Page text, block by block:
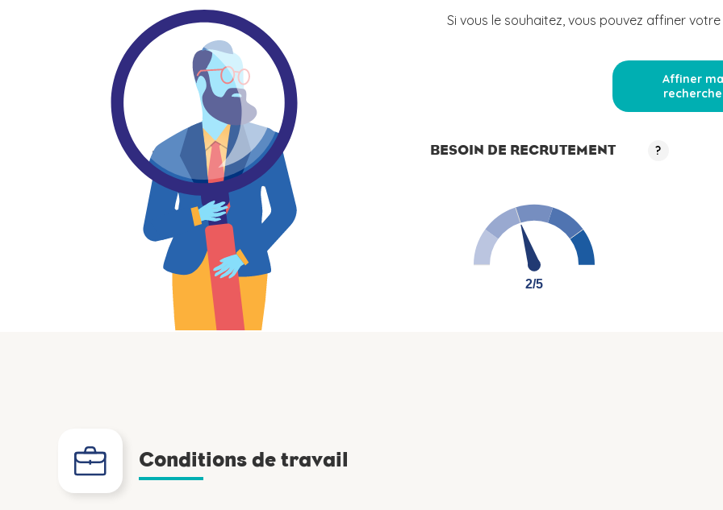
Si vous le souhaitez, vous pouvez affiner
Affiner ma
recherche
BESOIN DE RECRUTEMENT ?
2/5
2/5
Conditions de travail